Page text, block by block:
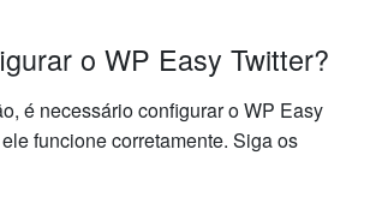
o WP Easy Twitter?
é necessário configurar o WP Easy
funcione corretamente. Siga os